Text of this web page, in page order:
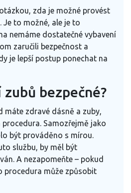
zda je možné provést
Je to možné, ale je to
nemáme dostatečné vybavení
zaručili bezpečnost a
je lepší postup ponechat na
bezpečné?
máte zdravé dásně a zuby,
procedura. Samozřejmě jako
být prováděno s mírou.
službu, by měl být
A nezapomeňte – pokud
procedura může způsobit